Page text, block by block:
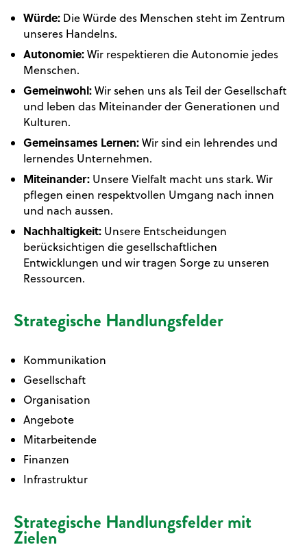
Würde: Die Würde des Menschen steht im Zentrum
unseres Handelns.
Autonomie:Wir respektieren die Autonomie jedes
Menschen.
Gemeinwohl:Wir sehen uns als Teil der Gesellschaft
und leben das Miteinander der Generationen und
Kulturen.
Gemeinsames Lernen:Wir sind ein lehrendes und
lernendes Unternehmen.
Miteinander: Unsere Vielfalt macht uns stark. Wir
pflegen einen respektvollen Umgang nach innen
und nach aussen.
Nachhaltigkeit: Unsere Entscheidungen
berücksichtigen die gesellschaftlichen
Entwicklungen und wir tragen Sorge zu unseren
Ressourcen.
Strategische Handlungsfelder
Kommunikation
Gesellschaft
Organisation
Angebote
Mitarbeitende
Finanzen
Infrastruktur
Strategische Handlungsfelder mit
Zielen